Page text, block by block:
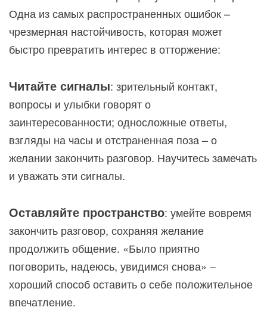
Одна из самых распространенных ошибок –
чрезмерная настойчивость, которая может
быстро превратить интерес в отторжение:
Читайте сигналы: зрительный контакт,
вопросы и улыбки говорят о
заинтересованности; односложные ответы,
взгляды на часы и отстраненная поза – о
желании закончить разговор. Научитесь замечать
и уважать эти сигналы.
Оставляйте пространство: умейте вовремя
закончить разговор, сохраняя желание
продолжить общение. «Было приятно
поговорить, надеюсь, увидимся снова» –
хороший способ оставить о себе положительное
впечатление.